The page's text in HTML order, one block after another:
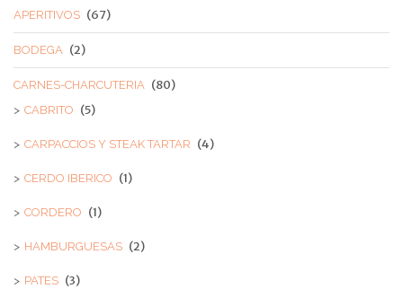
APERITIVOS (67)
BODEGA (2)
CARNES-CHARCUTERIA (80)
CABRITO (5)
CARPACCIOS Y STEAK TARTAR (4)
CERDO IBERICO (1)
CORDERO (1)
HAMBURGUESAS (2)
PATES (3)